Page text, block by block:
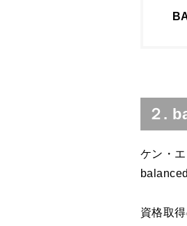
２.
ケン・
資格取